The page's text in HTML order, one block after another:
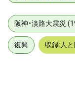
阪神・淡路大震災
復興 収録:人